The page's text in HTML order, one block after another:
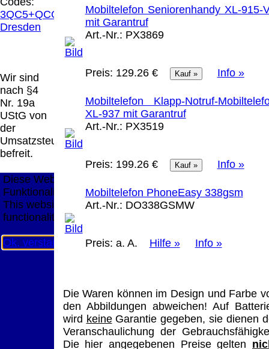
3QC5+QCG
Dresden
Wir sind
nach §4
Nr. 19a
UStG von
der
Umsatzsteuer
befreit.
Mobiltelefon Seniorenhandy XL-915-
mit Garantruf
Art.-Nr.: PX3869
Preis: 129.26 € Info »
Mobiltelefon Klapp-Notruf-
XL-937 mit Garantruf
Art.-Nr.: PX3519
Preis: 199.26 € Info »
Mobiltelefon PhoneEasy 338gsm
Art.-Nr.: DO338GSMW
Preis: a. A. Hilfe » Info »
Die Waren können im Design und Farbe
den Abbildungen abweichen! Auf
wird keineGarantie gegeben, sie dienen
Veranschaulichung der
Die hier angegebenen Preise gelten
machen uns diese Inhalte nicht zu eigen.
Diese Erklärung gilt für alle auf unserer
Homepage angebrachten Links.
Die Europäische Kommission stellt eine
Plattform zur Online-Streitbeilegung (OS)
bereit. Die Plattform finden Sie unter
http://ec.europa.eu/consumers/odr/
Mailadresse lautet:info@meteor.vision.
Seitenanfang
Impressum AGB Widerruf
Datenschutz
Urheberrechte Kontakt
Katalog (PDF)
große Anzeige Schließen
Diese Website nutzt Cookies, um bestmögliche
Funktionalität bieten zu können.
This website uses cookies to provide the best possible
functionality.
Ok, verstanden Mehr Infos